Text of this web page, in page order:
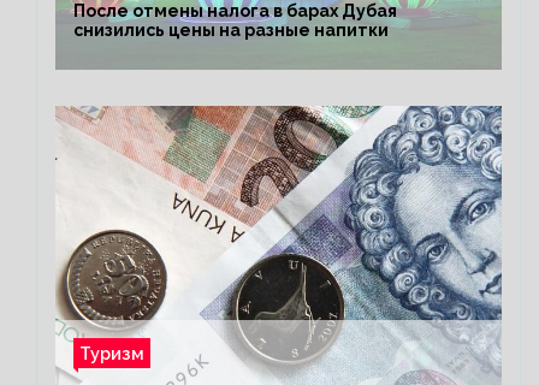
После отмены налога в барах Дубая
снизились цены на разные напитки
Туризм